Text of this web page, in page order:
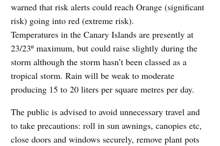
warned that risk alerts could reach Orange (significant
risk) going into red (extreme risk).
Temperatures in the Canary Islands are presently at
23/23º maximum, but could raise slightly during the
storm although the storm hasn’t been classed as a
tropical storm. Rain will be weak to moderate
producing 15 to 20 liters per square metres per day.
The public is advised to avoid unnecessary travel and
to take precautions: roll in sun awnings, canopies etc,
close doors and windows securely, remove plant pots